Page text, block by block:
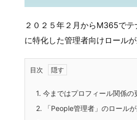
２０２５年２月からM365で
に特化した管理者向けロール
目次
1. 今まではプロフィール関係
2. 「People管理者」のロール